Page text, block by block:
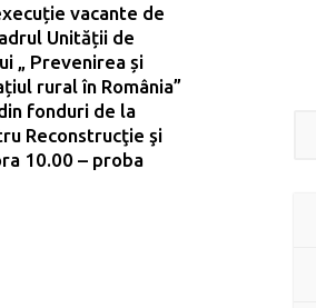
vacante de
Unității de
„ Prevenirea și
rural în România”
fonduri de la
Reconstrucţie şi
10.00 – proba